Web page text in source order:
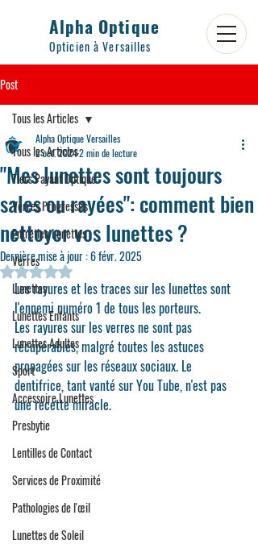
Alpha Optique
Opticien à Versailles
Post
Tous les Articles
Tiers Payant Optique
Verres Progressifs
Entretien Lunettes
Verres
Lunettes
Lunettes Enfants
Lunettes Adultes
Sport
Accessoire Lunettes
Presbytie
Lentilles de Contact
Services de Proximité
Pathologies de l'œil
Lunettes de Soleil
Tous les Articles
"Mes lunettes sont toujours
sales ou rayées": comment bien
nettoyer vos lunettes ?
Alpha Optique Versailles
2 oct. 20242 min de lecture
Dernière mise à jour :6 févr. 2025
Noté NaN étoiles sur 5.
Les rayures et les traces sur les lunettes sont
l'ennemi numéro 1 de tous les porteurs.
Les rayures sur les verres ne sont pas
récupérables, malgré toutes les astuces
propagées sur les réseaux sociaux. Le
dentifrice, tant vanté sur You Tube, n'est pas
une recette miracle.